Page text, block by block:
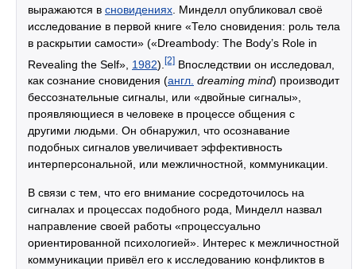
выражаются в сновидениях . Минделл опубликовал своё
исследование в первой книге «Тело сновидения: роль тела
в раскрытии самости» («Dreambody: The Body’s Role in
Revealing the Self», 1982). [2] Впоследствии он исследовал,
как сознание сновидения (англ. dreaming mind) производит
бессознательные сигналы, или «двойные сигналы»,
проявляющиеся в человеке в процессе общения с
другими людьми. Он обнаружил, что осознавание
подобных сигналов увеличивает эффективность
интерперсональной, или межличностной, коммуникации.
В связи с тем, что его внимание сосредоточилось на
сигналах и процессах подобного рода, Минделл назвал
направление своей работы «процессуально
ориентированной психологией». Интерес к межличностной
коммуникации привёл его к исследованию конфликтов в